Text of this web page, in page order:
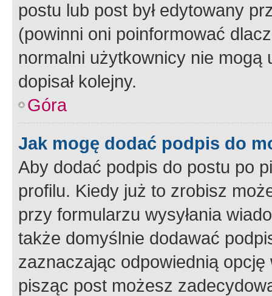
postu lub post był edytowany
(powinni oni poinformować
normalni użytkownicy nie
dopisał kolejny.
Góra
Jak mogę dodać podpis do
Aby dodać podpis do postu po
profilu. Kiedy już to zrobisz
przy formularzu wysyłania
także domyślnie dodawać
zaznaczając odpowiednią
pisząc post możesz